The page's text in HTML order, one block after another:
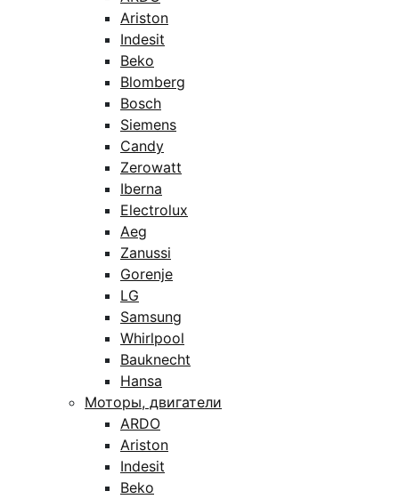
Ariston
Indesit
Beko
Blomberg
Bosch
Siemens
Candy
Zerowatt
Iberna
Electrolux
Aeg
Zanussi
Gorenje
LG
Samsung
Whirlpool
Bauknecht
Hansa
Моторы, двигатели
ARDO
Ariston
Indesit
Beko